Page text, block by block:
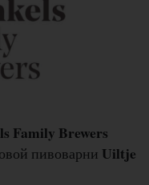
Family Brewers
пивоварни Uiltje